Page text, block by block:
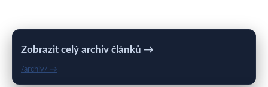
Zobrazit celý archiv článků →
/archiv/ →